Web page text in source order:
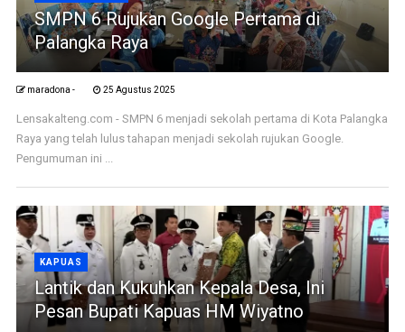
SMPN 6 Rujukan Google Pertama di
Palangka Raya
maradona - 25 Agustus 2025
Lensakalteng.com - SMPN 6 menjadi sekolah pertama di Kota Palangka
Raya yang telah lulus tahapan menjadi sekolah rujukan Google.
Pengumuman ini ...
KAPUAS
Lantik dan Kukuhkan Kepala Desa, Ini
Pesan Bupati Kapuas HM Wiyatno